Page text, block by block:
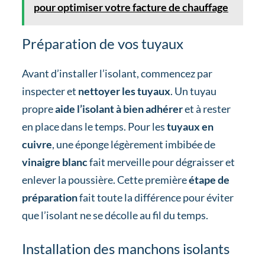
pour optimiser votre facture de chauffage
Préparation de vos tuyaux
Avant d’installer l’isolant, commencez par
inspecter et nettoyer les tuyaux. Un tuyau
propreaide l’isolant à bien adhéreret à rester
en place dans le temps. Pour lestuyaux en
cuivre, une éponge légèrement imbibée de
vinaigre blancfait merveille pour dégraisser et
enlever la poussière. Cette premièreétape de
préparationfait toute la différence pour éviter
que l’isolant ne se décolle au fil du temps.
Installation des manchons isolants